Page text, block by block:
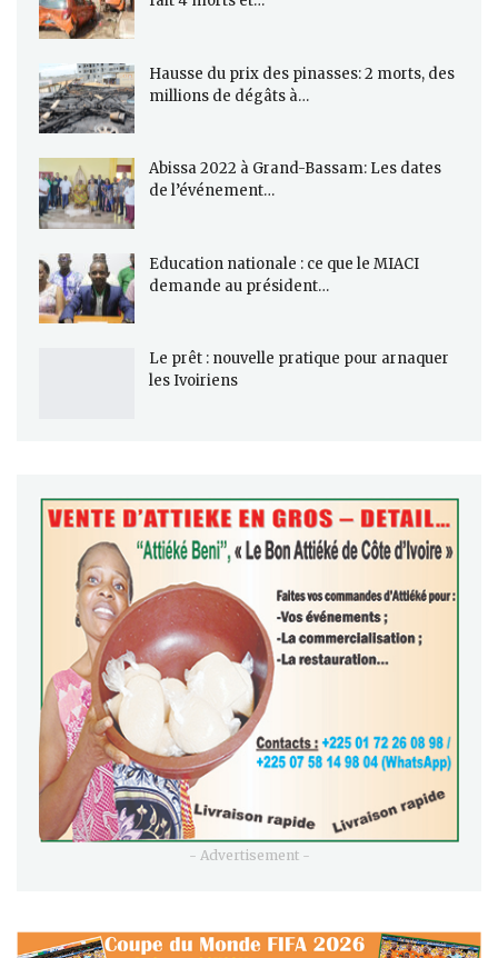
Hausse du prix des pinasses: 2 morts, des
millions de dégâts à…
Abissa 2022 à Grand-Bassam: Les dates
de l’événement…
Education nationale : ce que le MIACI
demande au président…
Le prêt : nouvelle pratique pour arnaquer
les Ivoiriens
- Advertisement -